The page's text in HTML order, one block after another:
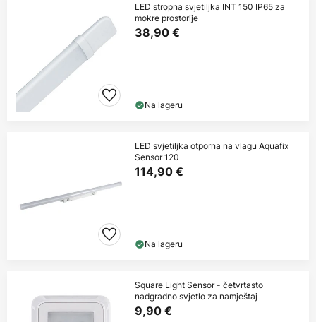
LED stropna svjetiljka INT 150 IP65 za
mokre prostorije
38,90 €
Na lageru
LED svjetiljka otporna na vlagu Aquafix
Sensor 120
114,90 €
Na lageru
Square Light Sensor - četvrtasto
nadgradno svjetlo za namještaj
9,90 €